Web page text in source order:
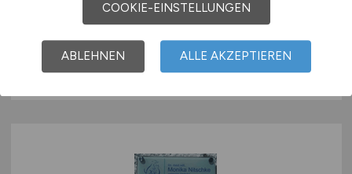
Innopha Handels-GmbH
30.07.2026
Saarland
COOKIE-EINSTELLUNGEN
ABLEHNEN ALLE AKZEPTIEREN